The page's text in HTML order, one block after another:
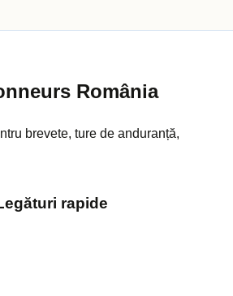
România
brevete, ture de anduranță,
rapide